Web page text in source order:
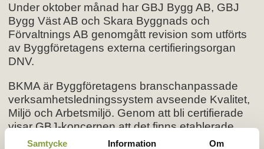
Samtycke Information Om
Under oktober månad har GBJ Bygg AB, GBJ
Bygg Väst AB och Skara Byggnads och
Förvaltnings AB genomgått revision som utförts
av Byggföretagens externa certifieringsorgan
DNV.
BKMA är Byggföretagens branschanpassade
verksamhetsledningssystem avseende Kvalitet,
Miljö och Arbetsmiljö. Genom att bli certifierade
visar GBJ-koncernen att det finns etablerade
arbetsrutiner som genomsyrar hela företaget;